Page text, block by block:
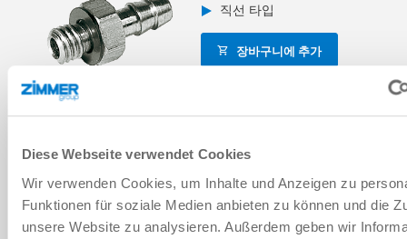
Diese Webseite verwendet Cookies
Wir verwenden Cookies, um Inhalte und Anzeigen zu
Funktionen für soziale Medien anbieten zu können und die
unsere Website zu analysieren. Außerdem geben wir
직선 타입
장바구니에 추가
기술 데이터